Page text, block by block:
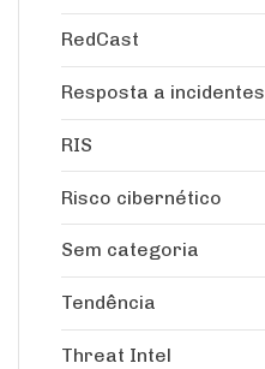
RedCast
Resposta a incidentes
RIS
Risco cibernético
Sem categoria
Tendência
Threat Intel